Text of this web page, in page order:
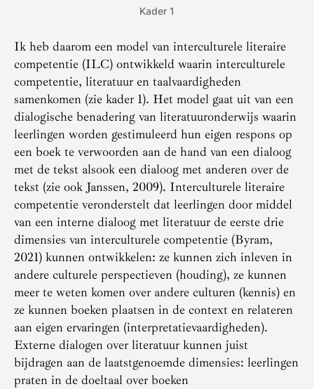
Kader 1
Ik heb daarom een model van interculturele literaire
competentie (ILC) ontwikkeld waarin interculturele
competentie, literatuur en taalvaardigheden
samenkomen (zie kader 1). Het model gaat uit van een
dialogische benadering van literatuuronderwijs waarin
leerlingen worden gestimuleerd hun eigen respons op
een boek te verwoorden aan de hand van een dialoog
met de tekst alsook een dialoog met anderen over de
tekst (zie ook Janssen, 2009). Interculturele literaire
competentie veronderstelt dat leerlingen door middel
van een interne dialoog met literatuur de eerste drie
dimensies van interculturele competentie (Byram,
2021) kunnen ontwikkelen: ze kunnen zich inleven in
andere culturele perspectieven (houding), ze kunnen
meer te weten komen over andere culturen (kennis) en
ze kunnen boeken plaatsen in de context en relateren
aan eigen ervaringen (interpretatievaardigheden).
Externe dialogen over literatuur kunnen juist
bijdragen aan de laatstgenoemde dimensies: leerlingen
praten in de doeltaal over boeken